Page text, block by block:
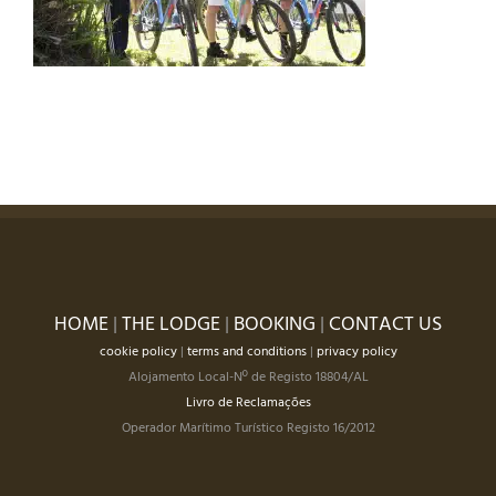
HOME|THE LODGE| BOOKING | CONTACT US
cookie policy| terms and conditions| privacy policy
Alojamento Local-Nº de Registo 18804/AL
Livro de Reclamações
Operador Marítimo Turístico Registo 16/2012